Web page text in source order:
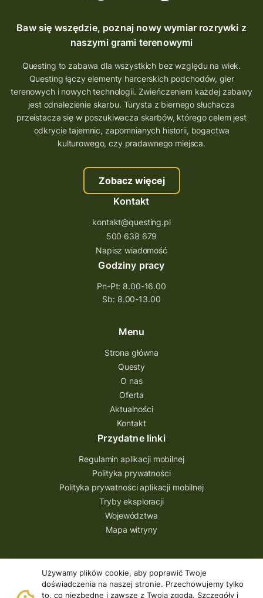
Używamy plików cookie, aby poprawić Twoje
doświadczenia na naszej stronie. Przechowujemy tylko
to, co niezbędne i zawsze z Twoją zgodą. Szczegóły i
Baw się wszędzie, poznaj nowy wymiar rozrywki z
naszymi grami terenowymi
Questing to zabawa dla wszystkich bez względu na wiek.
Questing łączy elementy harcerskich podchodów, gier
terenowych i nowych technologii. Zwieńczeniem każdej zabawy
jest odnalezienie skarbu. Turysta z biernego słuchacza
przeistacza się w poszukiwacza skarbów, którego celem jest
odkrycie tajemnic, zapomnianych historii, bogactwa
kulturowego, czy pradawnego miejsca.
Zobacz więcej
Kontakt
kontakt@questing.pl
500 638 679
Napisz wiadomość
Godziny pracy
Pn-Pt: 8.00-16.00
Sb: 8.00-13.00
Menu
Strona główna
Questy
O nas
Oferta
Aktualności
Kontakt
Przydatne linki
Regulamin aplikacji mobilnej
Polityka prywatności
Polityka prywatności aplikacji mobilnej
Tryby eksploracji
Województwa
Mapa witryny
Pobierz